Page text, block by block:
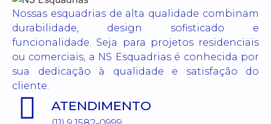
Nossas esquadrias de alta qualidade combinam
durabilidade, design sofisticado e
funcionalidade. Seja para projetos residenciais
ou comerciais, a NS Esquadrias é conhecida por
sua dedicação à qualidade e satisfação do
cliente.
ATENDIMENTO